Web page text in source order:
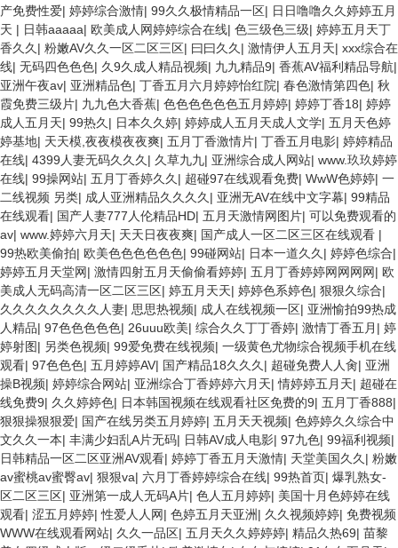
产免费性爱| 婷婷综合激情| 99久久极情精品一区| 日日噜噜久久婷婷五月
天 | 日韩aaaaa| 欧美成人网婷婷综合在线| 色三级色三级| 婷婷五月天丁
香久久 | 粉嫩AV久久一区二区三区| 曰曰久久 | 激情伊人五月天| xxx综合在
线| 无码四色色色| 久9久成人精品视频| 九九精品9| 香蕉AV福利精品导航|
亚洲午夜av| 亚洲精品色| 丁香五月六月婷婷怡红院| 春色激情第四色| 秋
霞免费三级片| 九九色大香蕉| 色色色色色色五月婷婷| 婷婷丁香18| 婷婷
成人五月天| 99热久 | 日本久久婷| 婷婷成人五月天成人文学| 五月天色婷
婷基地| 天天模,夜夜模夜夜爽| 五月丁香激情片| 丁香五月电影| 婷婷精品
在线| 4399人妻无码久久久 | 久草九九| 亚洲综合成人网站| www.玖玖婷婷
在线| 99操网站| 五月丁香婷久久 | 超碰97在线观看免费| WwW色婷婷| 一
二线视频 另类| 成人亚洲精品久久久久 | 亚洲无AV在线中文字幕| 99精品
在线观看| 国产人妻777人伦精品HD| 五月天激情网图片| 可以免费观看的
av| www.婷婷六月天| 天天日夜夜爽| 国产成人一区二区三区在线观看 |
99热欧美偷拍| 欧美色色色色色色| 99碰网站| 日本一道久久 | 婷婷色综合|
婷婷五月天堂网| 激情四射五月天偷偷看婷婷| 五月丁香婷婷网网网网| 欧
美成人无码高清一区二区三区| 婷五月天天| 婷婷色系婷色| 狠狠久综合|
久久久久久久久久人妻| 思思热视频| 成人在线视频一区| 亚洲愉拍99热成
人精品| 97色色色色色| 26uuu欧美| 综合久久丁丁香婷| 激情丁香五月 | 婷
婷射图| 另类色视频| 99爱免费在线视频| 一级黄色尤物综合视频手机在线
观看| 97色色色| 五月婷婷AV| 国产精品18久久久 | 超碰免费人人肏| 亚洲
操B视频| 婷婷综合网站| 亚洲综合丁香婷婷六月天|情婷婷五月天| 超碰在
线免费9| 久久婷婷色| 日本韩国视频在线观看社区免费的9| 五月丁香888|
狠狠操狠狠爱| 国产在线另类五月婷婷| 五月天天视频| 色婷婷久久综合中
文久久一本| 丰满少妇乱A片无码| 日韩AV成人电影| 97九色| 99福利视频|
日韩精品一区二区亚洲AV观看| 婷婷丁香五月天激情| 天堂美国久久 | 粉嫩
av蜜桃av蜜臀av| 狠狠va| 六月丁香婷婷综合在线| 99热首页| 爆乳熟女-
区二区三区| 亚洲第一成人无码A片| 色人五月婷婷| 美国十月色婷婷在线
观看| 涩五月婷婷|性爱人人网| 色婷五月天亚洲| 久久视频婷婷| 免费视频
WWW在线观看网站| 久久一品区| 五月天久久婷婷婷| 精品久热69| 苗黎